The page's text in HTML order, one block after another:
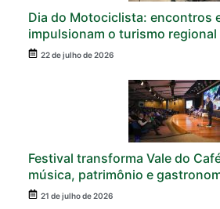
Dia do Motociclista: encontros
impulsionam o turismo regional
22 de julho de 2026
Festival transforma Vale do
música, patrimônio e
21 de julho de 2026